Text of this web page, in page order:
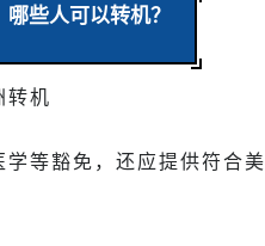
哪些人可以转机？
转机
等豁免，还应提供符合